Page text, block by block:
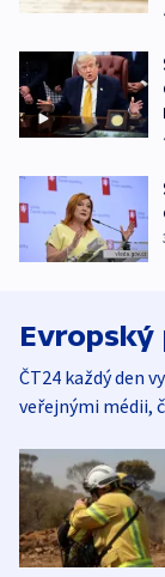
Evropský
ČT24 každý den
veřejnými médii,